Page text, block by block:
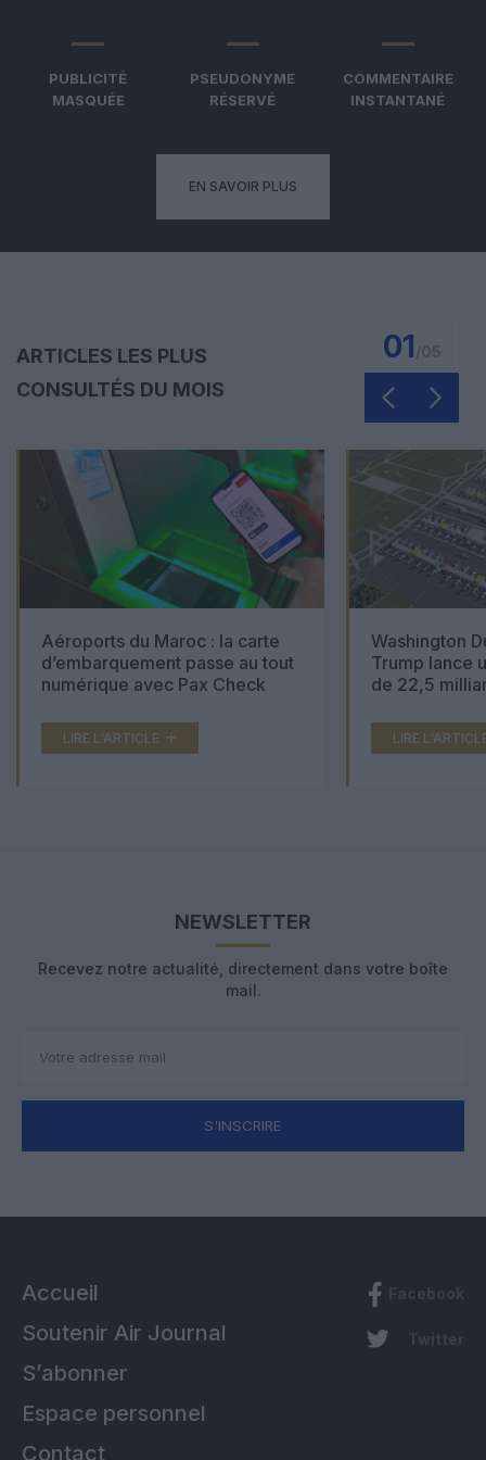
PUBLICITÉ
MASQUÉE
PSEUDONYME
RÉSERVÉ
COMMENTAIRE
INSTANTANÉ
EN SAVOIR PLUS
ARTICLES LES PLUS
CONSULTÉS DU MOIS
01
Aéroports du Maroc : la carte
d’embarquement passe au tout
numérique avec Pax Check
LIRE L'ARTICLE
Washington
Trump lance
de 22,5
LIRE
NEWSLETTER
Recevez notre actualité, directement dans votre boîte
mail.
S'INSCRIRE
Accueil
Soutenir Air Journal
S’abonner
Espace personnel
Contact